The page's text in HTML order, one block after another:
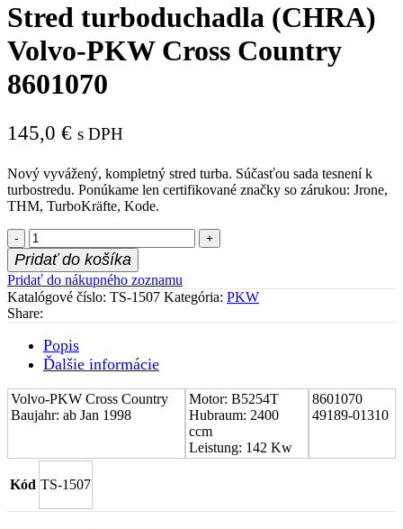
Stred turboduchadla (CHRA)
Volvo-PKW Cross Country
8601070
145,0 € s DPH
Nový vyvážený, kompletný stred turba. Súčasťou sada tesnení k
turbostredu. Ponúkame len certifikované značky so zárukou: Jrone,
THM, TurboKräfte, Kode.
množstvo
Stred
turboduchadla
(CHRA)
Volvo-
PKW
Country
8601070
Pridať do košíka
Pridať do nákupného zoznamu
Katalógové číslo: TS-1507 Kategória: PKW
Share:
Popis
Ďalšie informácie
Volvo-PKW Cross Country
Baujahr: ab Jan 1998
Motor: B5254T
Hubraum: 2400
ccm
Leistung: 142 Kw
8601070
49189-01310
Kód TS-1507